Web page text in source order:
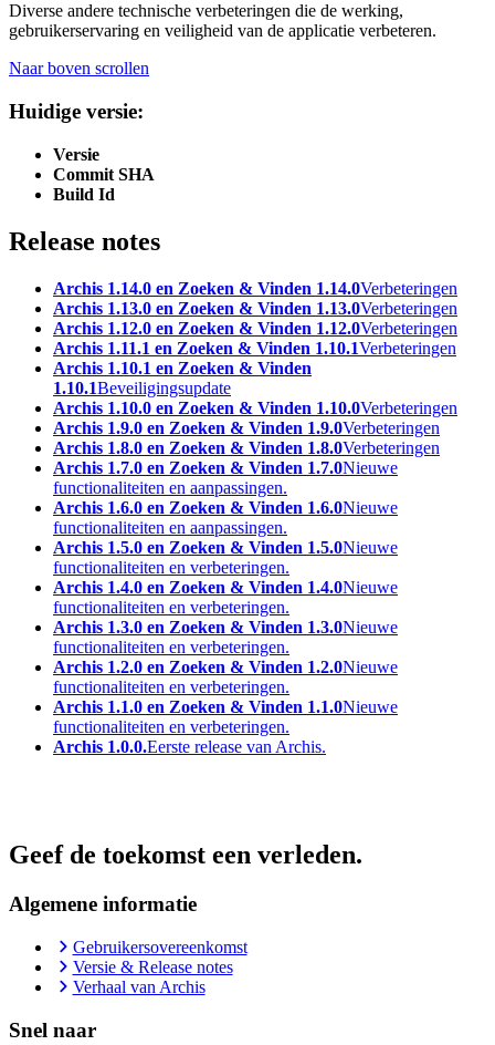
Diverse andere technische verbeteringen die de werking,
gebruikerservaring en veiligheid van de applicatie verbeteren.
Naar boven scrollen
Huidige versie:
Versie
Commit SHA
Build Id
Release notes
Archis 1.14.0 en Zoeken & Vinden 1.14.0Verbeteringen
Archis 1.13.0 en Zoeken & Vinden 1.13.0Verbeteringen
Archis 1.12.0 en Zoeken & Vinden 1.12.0Verbeteringen
Archis 1.11.1 en Zoeken & Vinden 1.10.1Verbeteringen
Archis 1.10.1 en Zoeken & Vinden
1.10.1Beveiligingsupdate
Archis 1.10.0 en Zoeken & Vinden 1.10.0Verbeteringen
Archis 1.9.0 en Zoeken & Vinden 1.9.0Verbeteringen
Archis 1.8.0 en Zoeken & Vinden 1.8.0Verbeteringen
Archis 1.7.0 en Zoeken & Vinden 1.7.0Nieuwe
functionaliteiten en aanpassingen.
Archis 1.6.0 en Zoeken & Vinden 1.6.0Nieuwe
functionaliteiten en aanpassingen.
Archis 1.5.0 en Zoeken & Vinden 1.5.0Nieuwe
functionaliteiten en verbeteringen.
Archis 1.4.0 en Zoeken & Vinden 1.4.0Nieuwe
functionaliteiten en verbeteringen.
Archis 1.3.0 en Zoeken & Vinden 1.3.0Nieuwe
functionaliteiten en verbeteringen.
Archis 1.2.0 en Zoeken & Vinden 1.2.0Nieuwe
functionaliteiten en verbeteringen.
Archis 1.1.0 en Zoeken & Vinden 1.1.0Nieuwe
functionaliteiten en verbeteringen.
Archis 1.0.0.Eerste release van Archis.
Geef de toekomst een verleden.
Algemene informatie
Gebruikersovereenkomst
Versie & Release notes
Verhaal van Archis
Snel naar